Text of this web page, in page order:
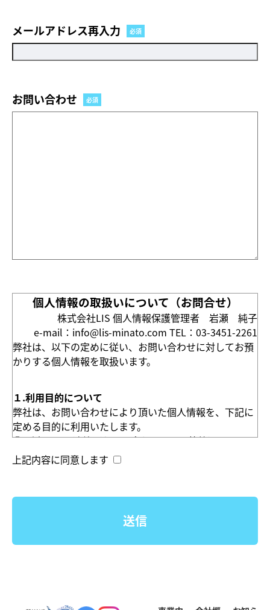
メールアドレス再入力 必須
お問い合わせ 必須
個人情報の取扱いについて（お問合せ）
株式会社LIS 個人情報保護管理者 岩瀬 純子
e-mail：info@lis-minato.com TEL：03-3451-2261
弊社は、以下の定めに従い、お問い合わせに対してお預
かりする個人情報を取扱います。
１.利用目的について
弊社は、お問い合わせにより頂いた個人情報を、下記に
定める目的に利用いたします。
① ご本人との連絡（お問い合わせへの回答等）
２.クッキー（Cookie）の使用について
ます。
クッキーとはウェブサイトの提供者がウェブブラウザを
通じてユーザーのコンピューターに一時的に小さなデー
タを書き込み保存させる仕組みです。データには最後に
上記内容に同意します